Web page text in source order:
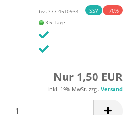
SSV -70%
bss-277-4510934
3-5 Tage
Nur 1,50 EUR
inkl. 19% MwSt. zzgl. Versand